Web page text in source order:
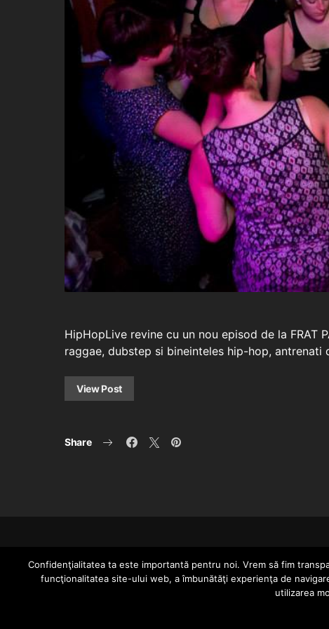
HipHopLive revine cu un nou episod de la FRAT
raggae, dubstep si bineinteles hip-hop, antrenati
View Post
Share
Since 2005 | Copyright by HIPHOPLIVE
Confidenţialitatea ta este importantă pentru noi. Vrem să fim
funcţionalitatea site-ului web, a îmbunătăţi experienţa de
utilizarea